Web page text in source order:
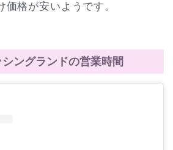
格が安いようです。
ングランドの営業時間